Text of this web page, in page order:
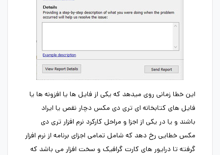
این خطا زمانی روی میدهد که یکی از فایل ها یا افزونه ها یا
فایل های کتابخانه ای تری دی مکس دچار نقص یا ایراد
باشند و یا در یکی از اجزا و مراحل کارکرد نرم افزار تری دی
مکس خطایی رخ دهد که شامل تمامی اجزای برنامه از نرم افزار
گرفته تا درایور های کارت گرافیک و سخت افزار می باشد که